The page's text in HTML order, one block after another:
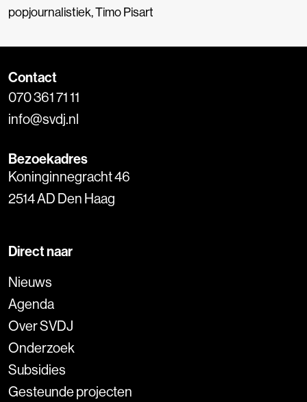
popjournalistiek,Timo Pisart
Contact
070 361 71 11
info@svdj.nl
Bezoekadres
Koninginnegracht 46
2514 AD Den Haag
Direct naar
Nieuws
Agenda
Over SVDJ
Onderzoek
Subsidies
Gesteunde projecten